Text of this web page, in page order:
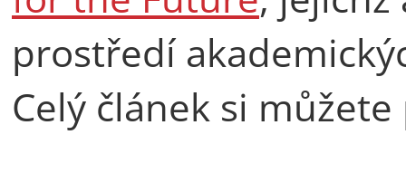
prostředí
Celý článek si